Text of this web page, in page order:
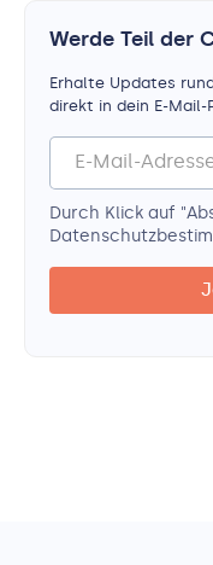
Werde Teil der
Erhalte Updates
direkt in dein E-Mail-
Durch Klick auf